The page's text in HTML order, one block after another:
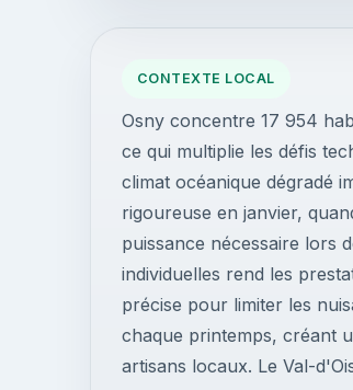
CONTEXTE LOCAL
Osny concentre 17 954
ce qui multiplie les défis
climat océanique dégradé
rigoureuse en janvier,
puissance nécessaire lors
individuelles rend les
précise pour limiter les
chaque printemps, créant
artisans locaux. Le Val-